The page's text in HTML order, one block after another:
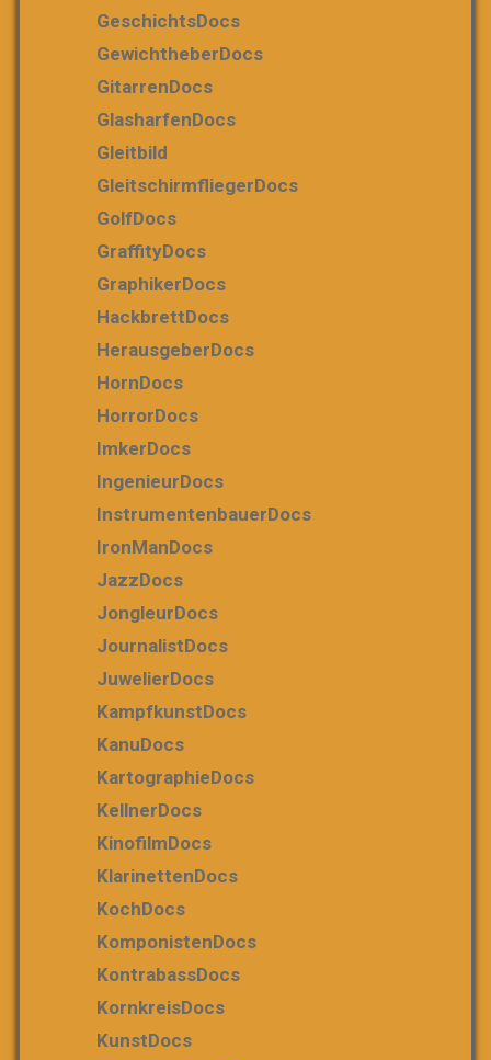
GeschichtsDocs
GewichtheberDocs
GitarrenDocs
GlasharfenDocs
Gleitbild
GleitschirmfliegerDocs
GolfDocs
GraffityDocs
GraphikerDocs
HackbrettDocs
HerausgeberDocs
HornDocs
HorrorDocs
ImkerDocs
IngenieurDocs
InstrumentenbauerDocs
IronManDocs
JazzDocs
JongleurDocs
JournalistDocs
JuwelierDocs
KampfkunstDocs
KanuDocs
KartographieDocs
KellnerDocs
KinofilmDocs
KlarinettenDocs
KochDocs
KomponistenDocs
KontrabassDocs
KornkreisDocs
KunstDocs